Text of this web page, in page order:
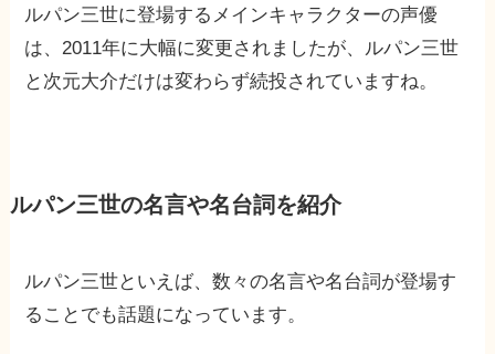
ルパン三世に登場するメインキャラクターの声優
は、2011年に大幅に変更されましたが、ルパン三世
と次元大介だけは変わらず続投されていますね。
ルパン三世の名言や名台詞を紹介
ルパン三世といえば、数々の名言や名台詞が登場す
ることでも話題になっています。